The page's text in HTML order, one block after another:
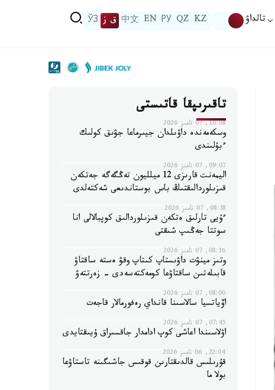
تالداۋ KZ
QZ
РУ
EN
中文 ق ز ЎЗ
تاقىرىپقا قاتىستى
10:08, 07 تامىز 2026
وسكەمەندە داۋىلدان جيىرماعا جۋىق كولىك
ءبۇلىندى
09:07, 07 تامىز 2026
اليمەنت قارىزى 12 ميلليون تەڭگەگە جەتكەن
قىزىلوردالىقتىڭ باس بوستاندىعى شەكتەلدى
08:38, 07 تامىز 2026
ءۇيى تارلىق ەتكەن قىزىلوردالىق كوپبالالى انا
سوتتا جەڭىپ شىقتى
08:16, 07 تامىز 2026
وتىز مينۋت داۋىستاپ كىتاپ وقۋ ەستە ساقتاۋ
قابىلەتىن ساقتاۋعا كومەكتەسەدى - زەرتتەۋ
08:00, 07 تامىز 2026
اۆياتسيا سالاسىنا قانداي رەفورمالار قاجەت
07:45, 07 تامىز 2026
اۋلاسىندا اعاشى كوپ ادامدار جاقسىراق ۇيىقتايدى
22:04, 06 تامىز 2026
قۇرىلىس قالدىقتارىن قوقىس جاشىگىنە تاستاۋعا
بولا ما